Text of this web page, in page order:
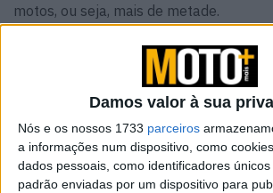
Damos valor à sua
Nós e os nossos 1733 parceiros
a informações num dispositivo, como
dados pessoais, como identificadores
padrão enviadas por um dispositivo para
motos, ou seja, mais de metade.